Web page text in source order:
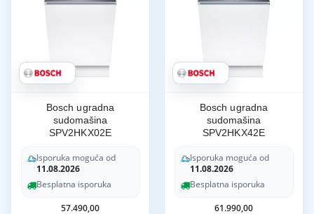
Bosch ugradna
sudomašina
SPV2HKX02E
Isporuka moguća od
11.08.2026
Besplatna isporuka
57.490,00
Bosch ugradna
sudomašina
SPV2HKX42E
Isporuka moguća od
11.08.2026
Besplatna isporuka
61.990,00